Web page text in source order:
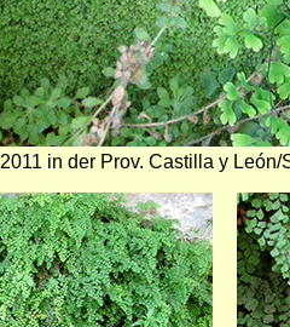
2011 in der Prov. Castilla y
Bild